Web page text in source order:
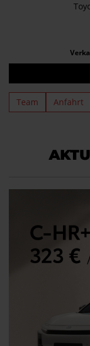
Team Anfahrt